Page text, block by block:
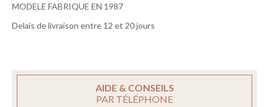
MODELE FABRIQUE EN 1987
Delais de livraison entre 12 et 20 jours
AIDE & CONSEILS
PAR TÉLÉPHONE